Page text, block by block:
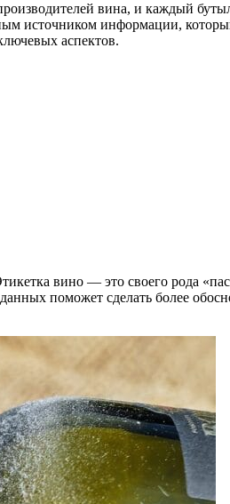
вина, и каждый
источником информации,
аспектов.
вино — это своего рода
поможет сделать более